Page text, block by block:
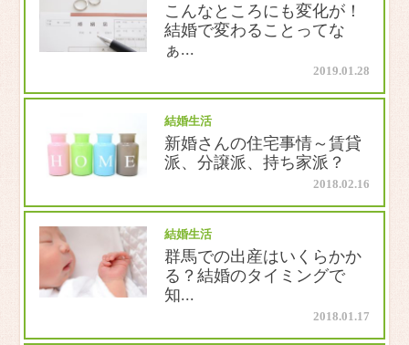
こんなところにも変化が！
結婚で変わることってな
ぁ...
2019.01.28
結婚生活
新婚さんの住宅事情～賃貸
派、分譲派、持ち家派？
2018.02.16
結婚生活
群馬での出産はいくらかか
る？結婚のタイミングで
知...
2018.01.17